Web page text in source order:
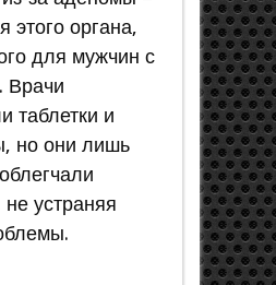
этого органа,
для мужчин с
Врачи
таблетки и
но они лишь
устраняя